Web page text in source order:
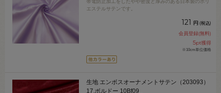
帯電防止加工をしたやや密度と厚みのある日本製のポリ
エステルサテンです。
121 円 (税込)
会員登録(無料)
5pt獲得
※10cm単位価格
生地 エンボスオーナメントサテン（203093）
17.ボルドー 10Bf09_